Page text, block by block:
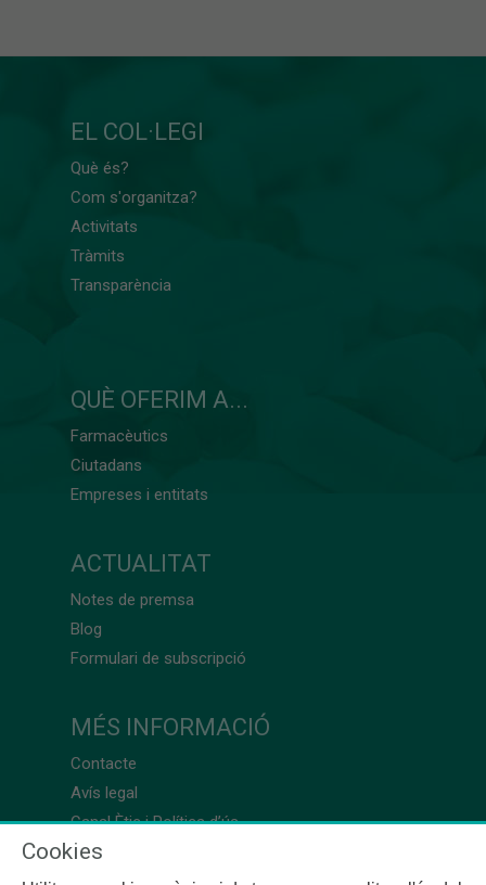
EL COL·LEGI
Què és?
Com s'organitza?
Activitats
Tràmits
Transparència
QUÈ OFERIM A...
Farmacèutics
Ciutadans
Empreses i entitats
ACTUALITAT
Notes de premsa
Blog
Formulari de subscripció
MÉS INFORMACIÓ
Contacte
Avís legal
Canal Ètic i Política d’ús
Cookies